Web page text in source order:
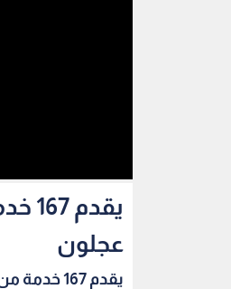
عجلون
يقدم 167 خدمة من 29 مؤسسة.. افتتاح مركز الخدم...